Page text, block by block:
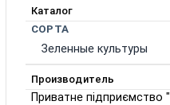
Каталог
СОРТА
Зеленные культуры
Производитель
Приватне підприємство